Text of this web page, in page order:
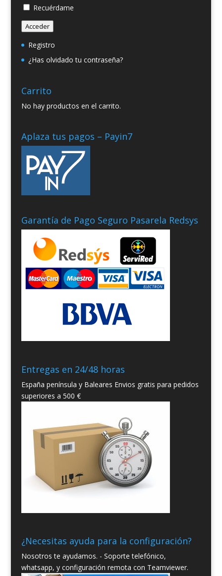
Recuérdame
Acceder
Registro
¿Has olvidado tu contraseña?
Carrito
No hay productos en el carrito.
Aplaza tus pagos – Payin7
Garantía de Pago Seguro Pasarela Redsys
Entregas en 24/48 horas
España península y Baleares Envios gratis para pedidos
superiores a 500 €
¿Necesitas ayuda para la configuración?
Nosotros te ayudamos. - Soporte telefónico,
whatsapp, y configuración remota con Teamviewer.